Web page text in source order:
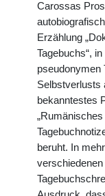
Carossas
Erzählung
Tagebuchs“,
pseudonymen
Selbstverlusts
bekanntestes
„Rumänisches
beruht. In